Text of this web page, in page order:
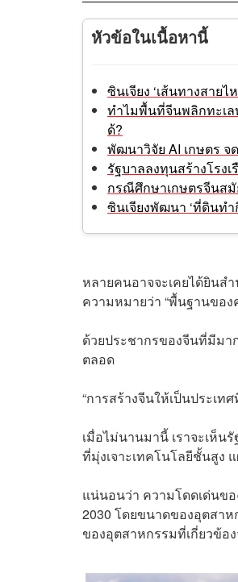
หัวข้อในเนื้อหานี้
ซินเจียง ‘เส้นทางสาย
ทำไมพื้นที่จีนพลิกทะเ
ด้?
พัฒนาวิจัย AI เกษตร
รัฐบาลลงทุนสร้างโรง
กรณีศึกษาเกษตรจีนสมั
ซินเจียงพัฒนา ‘ที่ดินท
หลายคนอาจจะเคยได้ยินส
ความหมายว่า “พื้นฐานของ
ด้วยประชากรของจีนที่มีม
ตลอด
“การสร้างจีนให้เป็นประเท
เมื่อไม่นานมานี้ เราจะเห็
ที่มุ่งเจาะเทคโนโลยีชั้นสูง แ
แน่นอนว่า ความโดดเด่นข
2030 โดยขนาดของอุตสา
ของอุตสาหกรรมที่เกี่ยวข้อ